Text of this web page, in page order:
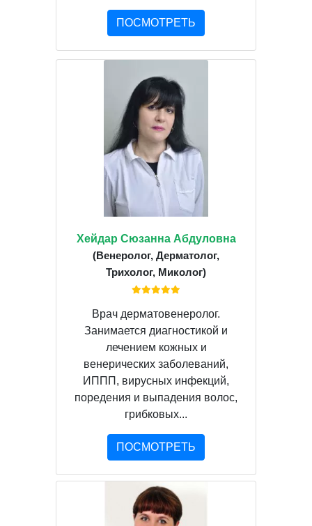
ПОСМОТРЕТЬ
Хейдар Сюзанна Абдуловна
(Венеролог, Дерматолог,
Трихолог, Миколог)
Врач дерматовенеролог.
Занимается диагностикой и
лечением кожных и
венерических заболеваний,
ИППП, вирусных инфекций,
поредения и выпадения волос,
грибковых...
ПОСМОТРЕТЬ